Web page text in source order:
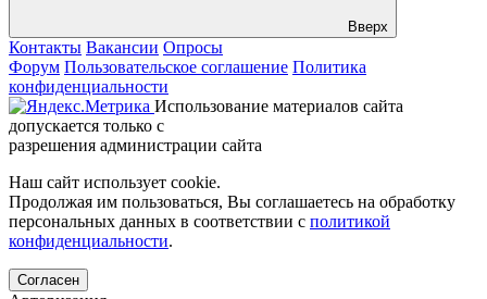
Вверх
Контакты Вакансии Опросы
Форум Пользовательское соглашение Политика
конфиденциальности
Использование материалов сайта
допускается только с
разрешения администрации сайта
Наш сайт использует cookie.
Продолжая им пользоваться, Вы соглашаетесь на обработку
персональных данных в соответствии с политикой
конфиденциальности.
Согласен